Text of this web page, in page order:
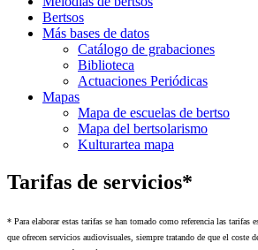
Bertsos
Más bases de datos
Catálogo de grabaciones
Biblioteca
Actuaciones Periódicas
Mapas
Mapa de escuelas de bertso
Mapa del bertsolarismo
Kulturartea mapa
Tarifas de servicios*
* Para elaborar estas tarifas se han tomado como referencia las tarifas
que ofrecen servicios audiovisuales, siempre tratando de que el coste